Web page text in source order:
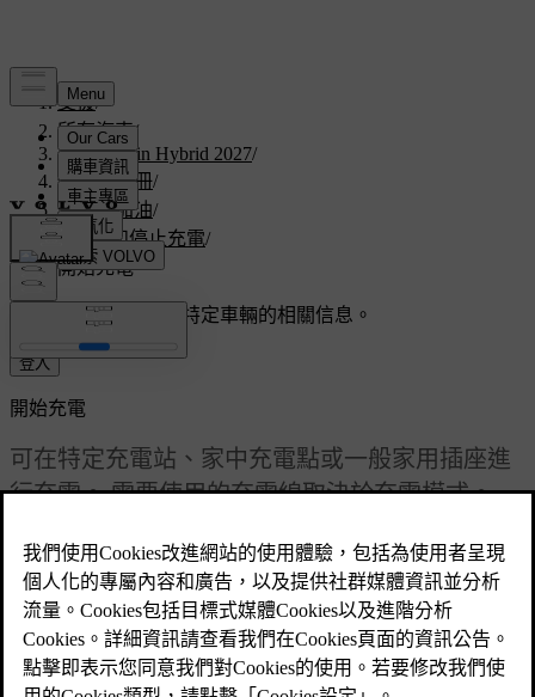
支援/
所有汽車/
V60 Plug-in Hybrid 2027/
使用者手冊/
充電與加油/
開始和停止充電/
開始充電
客製化支援 獲取與您特定車輛的相關信息。
登入
已更新 2025/04/16
開始充電
可在特定充電站、家中充電點或一般家用插座進
行充電。 需要使用的充電線取決於充電模式。
如果要開始充電，請確保：
汽車停駐。
如果您使用一般家用插座，也請確保其符合充電的安全要求。